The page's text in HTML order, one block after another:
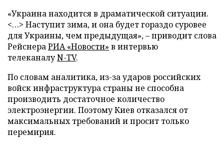
«Украина находится в драматической ситуации.
<…> Наступит зима, и она будет гораздо суровее
для Украины, чем предыдущая», – приводит слова
РейснераРИА «Новости» в интервью
телеканалуN-TV.
По словам аналитика, из-за ударов российских
войск инфраструктура страны не способна
производить достаточное количество
электроэнергии. Поэтому Киев отказался от
максимальных требований и просит только
перемирия.